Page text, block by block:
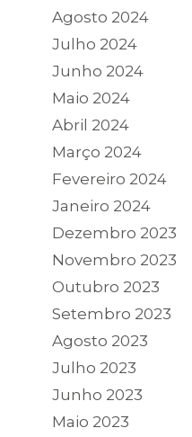
Agosto 2024
Julho 2024
Junho 2024
Maio 2024
Abril 2024
Março 2024
Fevereiro 2024
Janeiro 2024
Dezembro 2023
Novembro 2023
Outubro 2023
Setembro 2023
Agosto 2023
Julho 2023
Junho 2023
Maio 2023